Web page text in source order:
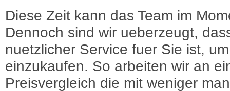
Diese Zeit kann das Team im
Dennoch sind wir ueberzeugt,
nuetzlicher Service fuer Sie ist,
einzukaufen. So arbeiten wir an
Preisvergleich die mit weniger